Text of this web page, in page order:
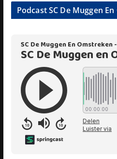
Podcast SC De Muggen